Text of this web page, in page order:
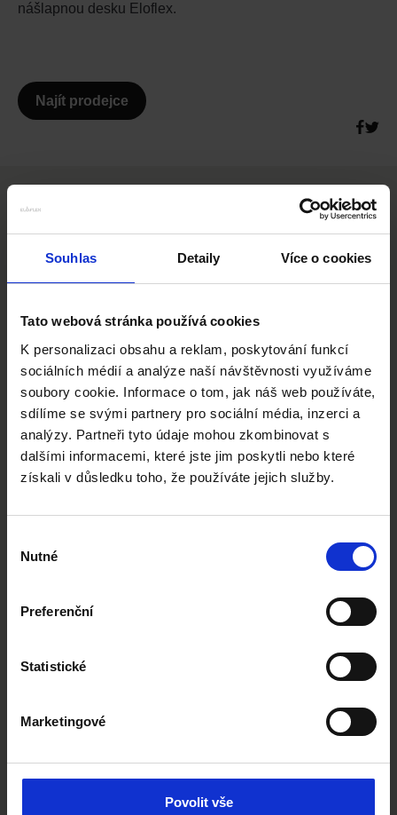
Souhlas Detaily Více o cookies
Tato webová stránka používá cookies
K personalizaci obsahu a reklam, poskytování funkcí
sociálních médií a analýze naší návštěvnosti využíváme
soubory cookie. Informace o tom, jak náš web používáte,
sdílíme se svými partnery pro sociální média, inzerci a
analýzy. Partneři tyto údaje mohou zkombinovat s
dalšími informacemi, které jste jim poskytli nebo které
získali v důsledku toho, že používáte jejich služby.
souhlasu
Nutné
Preferenční
Statistické
Marketingové
Povolit vše
nášlapnou desku Eloflex.
Najít prodejce
DALŠÍ PŘÍSLUŠENSTVÍ
Slideshow Items
PRÉMIOVÝ POLŠTÁŘ – EASE ONE
prémiové kvality určený pro lidi, kteří tráví delší do...